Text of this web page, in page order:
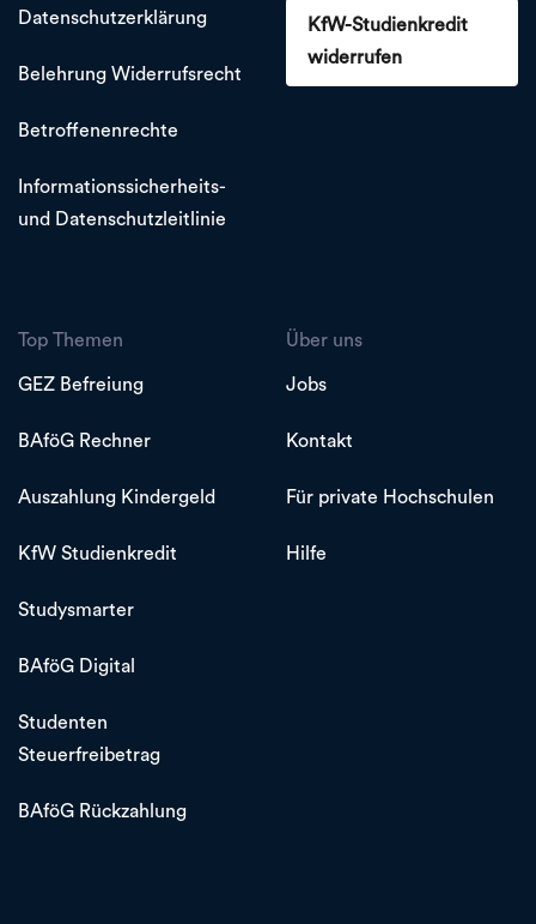
Datenschutzerklärung
Belehrung Widerrufsrecht
Betroffenenrechte
Informationssicherheits-
und Datenschutzleitlinie
KfW-Studienkredit
widerrufen
Top Themen
GEZ Befreiung
BAföG Rechner
Auszahlung Kindergeld
KfW Studienkredit
Studysmarter
BAföG Digital
Studenten
Steuerfreibetrag
BAföG Rückzahlung
Über uns
Jobs
Kontakt
Für private Hochschulen
Hilfe